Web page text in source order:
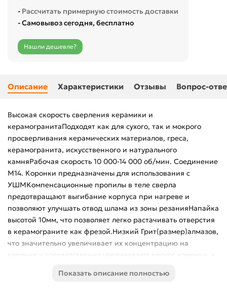
- Рассчитать примерную стоимость доставки
- Самовывоз сегодня, бесплатно
Нашли дешевле?
Описание Характеристики Отзывы Вопрос-
Высокая скорость сверления керамики и
керамогранитаПодходят как для сухого, так и мокрого
просверливания керамических материалов, греса,
керамогранита, искусственного и натурального
камняРабочая скорость 10 000-14 000 об/мин. Соединение
М14. Коронки предназначены для использования с
УШМКомпенсационные пропилы в теле сверла
предотвращают выгибание корпуса при нагреве и
позволяют улучшать отвод шлама из зоны резанияНапайка
высотой 10мм, что позволяет легко растачивать отверстия
в керамограните как фрезой.Низкий Грит(размер)алмазов,
что значительно увеличивает их концентрацию на
коронке и соответственно увеличивают ресурс коронки, в
алмазы большего
Показать описание полностью